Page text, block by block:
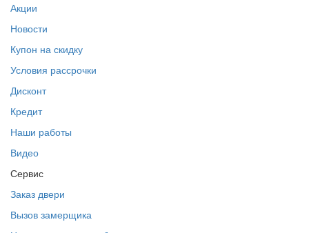
Акции
Новости
Купон на скидку
Условия рассрочки
Дисконт
Кредит
Наши работы
Видео
Сервис
Заказ двери
Вызов замерщика